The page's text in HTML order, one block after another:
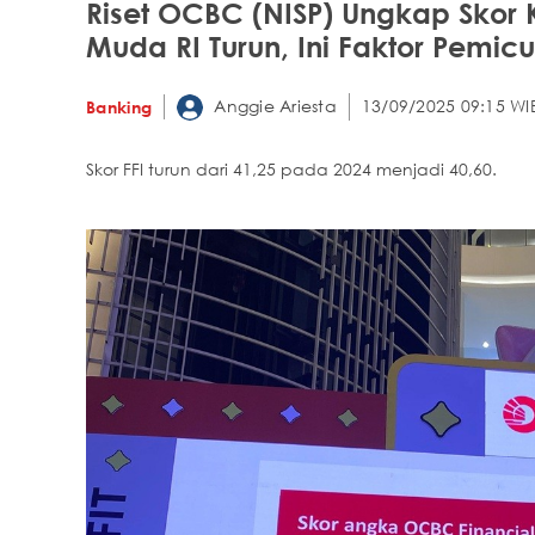
Riset OCBC (NISP) Ungkap
Muda RI Turun, Ini Faktor
Banking Anggie Ariesta 13/09/2025 09:15
Skor FFI turun dari 41,25 pada 2024 menjadi 40,60.